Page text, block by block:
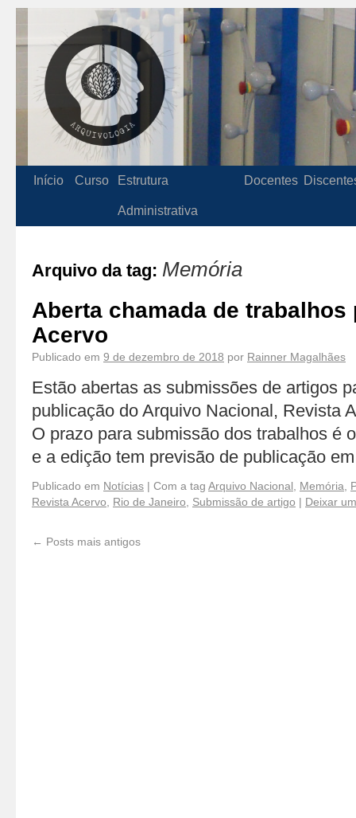
Início Curso Estrutura
Administrativa
Docentes
Arquivo da tag: Memória
Aberta chamada de trabalhos
Acervo
Publicado em 9 de dezembro de 2018 por Rainner Magalhães
Estão abertas as submissões de artigos
publicação do Arquivo Nacional, Revista
O prazo para submissão dos trabalhos é
e a edição tem previsão de publicação
Publicado em Notícias | Com a tag Arquivo Nacional Memória
Revista Acervo
Rio de Janeiro Submissão de artigo | Deixar
← Posts mais antigos